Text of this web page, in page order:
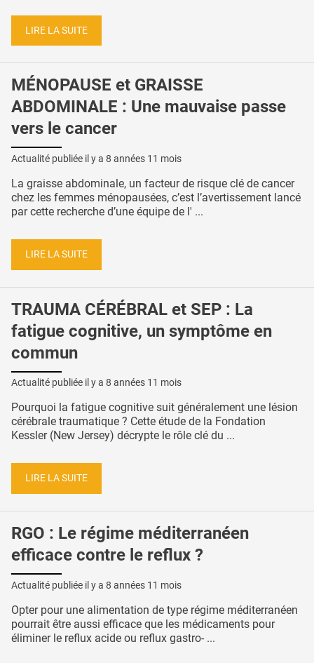
LIRE LA SUITE
MÉNOPAUSE et GRAISSE
ABDOMINALE : Une mauvaise passe
vers le cancer
Actualité publiée il y a 8 années 11 mois
La graisse abdominale, un facteur de risque clé de cancer
chez les femmes ménopausées, c’est l’avertissement lancé
par cette recherche d’une équipe de l' ...
LIRE LA SUITE
TRAUMA CÉRÉBRAL et SEP : La
fatigue cognitive, un symptôme en
commun
Actualité publiée il y a 8 années 11 mois
Pourquoi la fatigue cognitive suit généralement une lésion
cérébrale traumatique ? Cette étude de la Fondation
Kessler (New Jersey) décrypte le rôle clé du ...
LIRE LA SUITE
RGO : Le régime méditerranéen
efficace contre le reflux ?
Actualité publiée il y a 8 années 11 mois
Opter pour une alimentation de type régime méditerranéen
pourrait être aussi efficace que les médicaments pour
éliminer le reflux acide ou reflux gastro- ...